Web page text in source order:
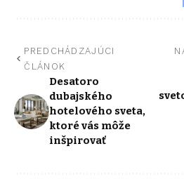
PREDCHÁDZAJÚCI
ČLÁNOK
Desatoro
dubajského
hotelového sveta,
ktoré vás môže
inšpirovať